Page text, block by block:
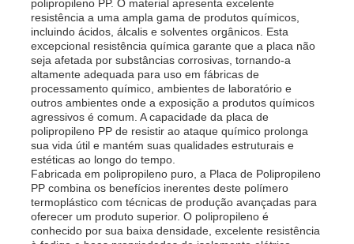
Fale Conosco
notícias
Todos os casos
Pedir um orçamento
Placa plástica dos PP
polipropileno PP. O material apresenta excelente
resistência a uma ampla gama de produtos químicos,
incluindo ácidos, álcalis e solventes orgânicos. Esta
excepcional resistência química garante que a placa não
seja afetada por substâncias corrosivas, tornando-a
altamente adequada para uso em fábricas de
processamento químico, ambientes de laboratório e
outros ambientes onde a exposição a produtos químicos
agressivos é comum. A capacidade da placa de
polipropileno PP de resistir ao ataque químico prolonga
sua vida útil e mantém suas qualidades estruturais e
estéticas ao longo do tempo.
Fabricada em polipropileno puro, a Placa de Polipropileno
PP combina os benefícios inerentes deste polímero
termoplástico com técnicas de produção avançadas para
oferecer um produto superior. O polipropileno é
conhecido por sua baixa densidade, excelente resistência